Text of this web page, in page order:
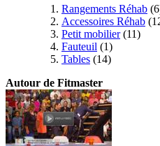
Rangements Réhab
Accessoires Réhab
Petit mobilier(11)
Fauteuil (1)
Tables (14)
Autour de Fitmaster